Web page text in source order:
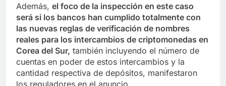
Además, el foco de la inspección en este caso
será si los bancos han cumplido totalmente con
las nuevas reglas de verificación de nombres
reales para los intercambios de criptomonedas en
Corea del Sur, también incluyendo el número de
cuentas en poder de estos intercambios y la
cantidad respectiva de depósitos, manifestaron
los reguladores en el anuncio.